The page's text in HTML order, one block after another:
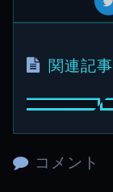
関連記事
コメント